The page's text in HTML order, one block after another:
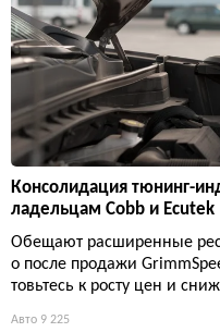
Консолидация тюнинг-
ладельцам Cobb и Ecutek
Обещают расширенные
о после продажи
товьтесь к росту цен и
Авто 9 225